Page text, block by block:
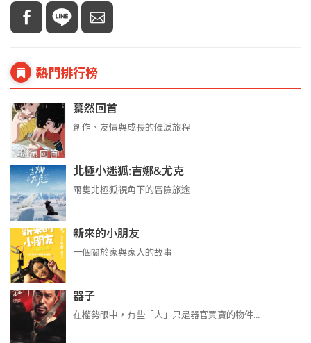
熱門排行榜
驀然回首
創作、友情與成長的催淚旅程
北極小迷狐:吉娜&尤克
兩隻北極狐視角下的冒險旅途
新來的小朋友
一個關於家與家人的故事
器子
在權勢眼中，有些「人」只是器官買賣的物件...